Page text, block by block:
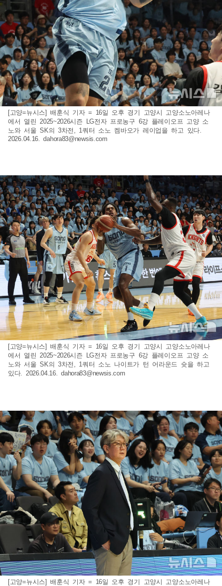
[고양=뉴시스] 배훈식 기자 = 16일 오후 경기 고양시 고양소노아레나
에서 열린 2025~2026시즌 LG전자 프로농구 6강 플레이오프 고양 소
노와 서울 SK의 3차전, 1쿼터 소노 켐바오가 레이업을 하고 있다.
2026.04.16.dahora83@newsis.com
[고양=뉴시스] 배훈식 기자 = 16일 오후 경기 고양시 고양소노아레나
에서 열린 2025~2026시즌 LG전자 프로농구 6강 플레이오프 고양 소
노와 서울 SK의 3차전, 1쿼터 소노 나이트가 턴 어라운드 슛을 하고
있다. 2026.04.16.dahora83@newsis.com
[고양=뉴시스] 배훈식 기자 = 16일 오후 경기 고양시 고양소노아레나